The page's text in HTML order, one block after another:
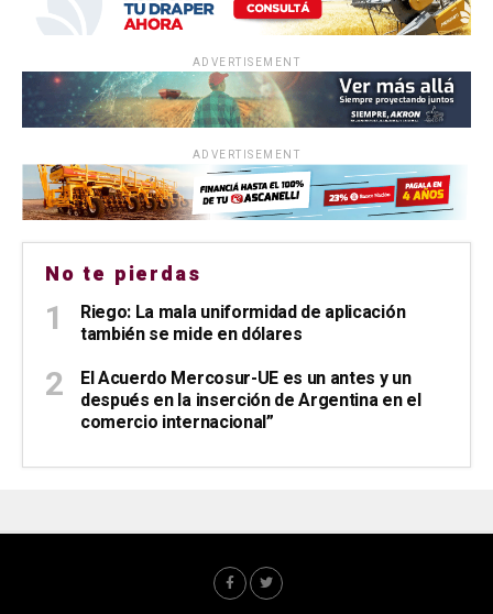
ADVERTISEMENT
ADVERTISEMENT
No te pierdas
Riego: La mala uniformidad de aplicación
también se mide en dólares
El Acuerdo Mercosur-UE es un antes y un
después en la inserción de Argentina en el
comercio internacional”